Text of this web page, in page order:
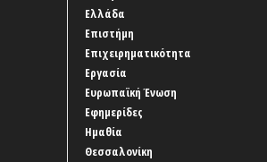
Ελλάδα
Επιστήμη
Επιχειρηματικότητα
Εργασία
Ευρωπαϊκή Ένωση
Εφημερίδες
Ημαθία
Θεσσαλονίκη